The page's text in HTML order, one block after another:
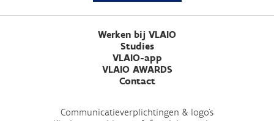
Werken bij VLAIO
Studies
VLAIO-app
VLAIO AWARDS
Contact
Communicatieverplichtingen & logo's